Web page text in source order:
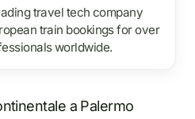
travel tech company
train bookings for over
worldwide.
a Palermo